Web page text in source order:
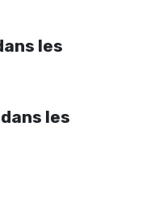
les
les